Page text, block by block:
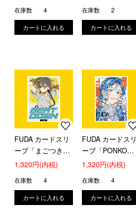
在庫数 4 在庫数 2
FUDA カードスリ
ーブ「まごつき
#1」【スタンダー
1,320円(内税)
在庫数 4
FUDA カードスリ
ーブ「PONKO
#1」【スタンダー
1,320円(内税)
在庫数 4